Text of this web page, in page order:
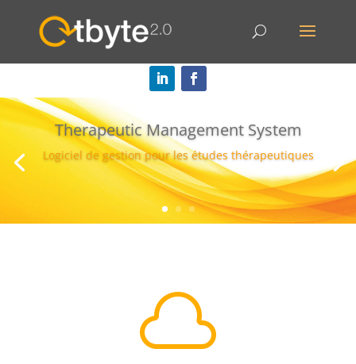
Therapeutic Management System
Logiciel de gestion pour les études thérapeutiques
